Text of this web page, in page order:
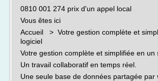
0810 001 274 prix d'un appel local
Vous êtes ici
Accueil > Votre gestion complète et
logiciel
Votre gestion complète et simplifiée en un
Un travail collaboratif en temps réel.
Une seule base de données partagée par